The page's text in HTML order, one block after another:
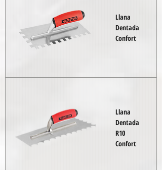
Llana
Dentada
Confort
Llana
Dentada
R10
Confort